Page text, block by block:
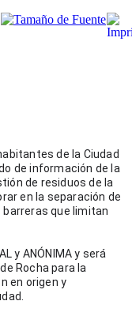
de la Ciudad
de información de la
de residuos de la
en la separación de
que limitan
y ANÓNIMA y será
Rocha para la
en origen y